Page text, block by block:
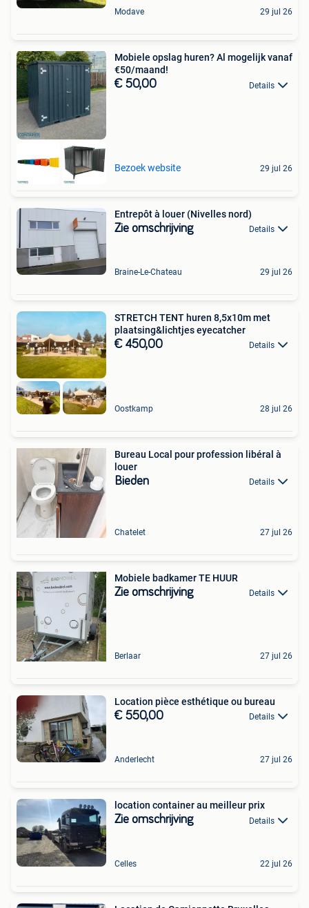
Modave 29 jul 26
Mobiele opslag huren? Al mogelijk vanaf
€50/maand!
€ 50,00 Details
Bezoek website 29 jul 26
Entrepôt à louer (Nivelles nord)
Zie omschrijving Details
Braine-Le-Chateau 29 jul 26
STRETCH TENT huren 8,5x10m met
plaatsing&lichtjes eyecatcher
€ 450,00 Details
Oostkamp 28 jul 26
Bureau Local pour profession libéral à
louer
Bieden Details
Chatelet 27 jul 26
Mobiele badkamer TE HUUR
Zie omschrijving Details
Berlaar 27 jul 26
Location pièce esthétique ou bureau
€ 550,00 Details
Anderlecht 27 jul 26
location container au meilleur prix
Zie omschrijving Details
Celles 22 jul 26